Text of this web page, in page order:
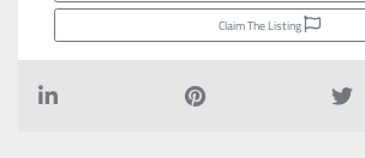
Claim The Listing